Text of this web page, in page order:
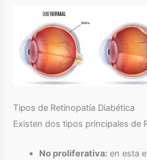
Tipos de Retinopatía Diabética
Existen dos tipos principales de
No proliferativa: en esta